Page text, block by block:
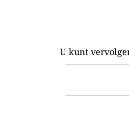
U kunt